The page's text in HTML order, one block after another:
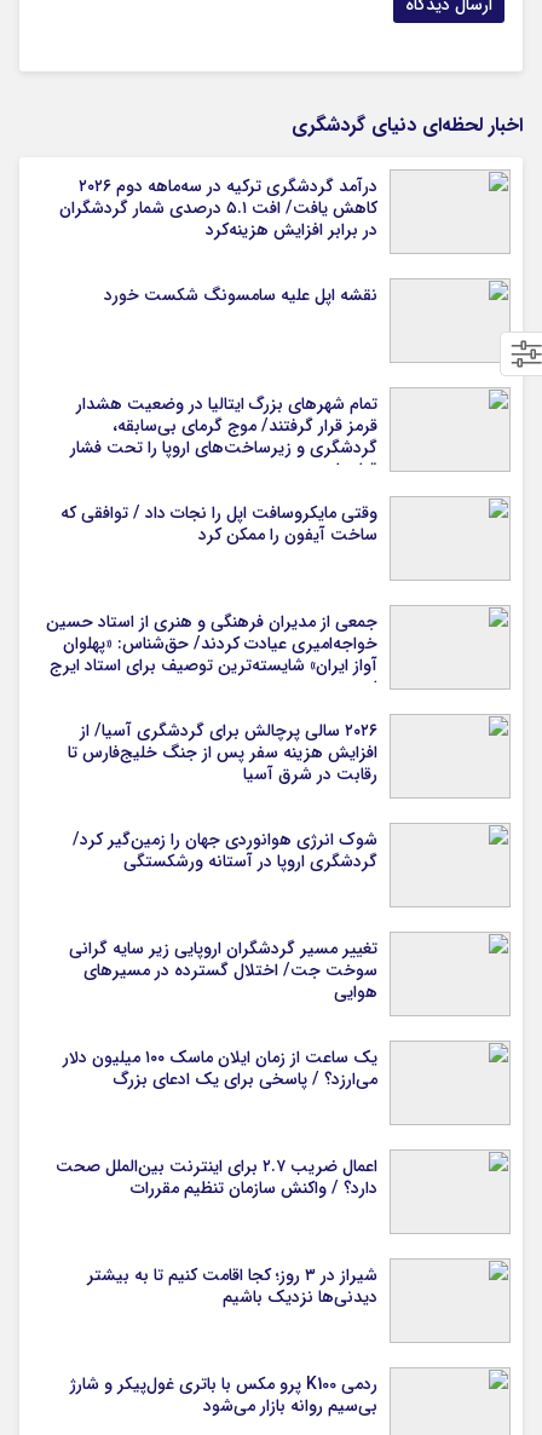
اخبار لحظه‌ای دنیای گردشگری
درآمد گردشگری ترکیه در سه‌ماهه دوم ۲۰۲۶
کاهش یافت/ افت ۵.۱ درصدی شمار گردشگران
در برابر افزایش هزینه‌کرد
نقشه اپل علیه سامسونگ شکست خورد
تمام شهرهای بزرگ ایتالیا در وضعیت هشدار
قرمز قرار گرفتند/ موج گرمای بی‌سابقه،
گردشگری و زیرساخت‌های اروپا را تحت فشار
قرار داد
وقتی مایکروسافت اپل را نجات داد / توافقی که
ساخت آیفون را ممکن کرد
جمعی از مدیران فرهنگی و هنری از استاد حسین
خواجه‌امیری عیادت کردند/ حق‌شناس: «پهلوان
آواز ایران» شایسته‌ترین توصیف برای استاد ایرج
است
۲۰۲۶ سالی پرچالش برای گردشگری آسیا/ از
افزایش هزینه سفر پس از جنگ خلیج‌فارس تا
رقابت در شرق آسیا
شوک انرژی هوانوردی جهان را زمین‌گیر کرد/
گردشگری اروپا در آستانه ورشکستگی
تغییر مسیر گردشگران اروپایی زیر سایه گرانی
سوخت جت/ اختلال گسترده در مسیرهای
هوایی
یک ساعت از زمان ایلان ماسک ۱۰۰ میلیون دلار
می‌ارزد؟ / پاسخی برای یک ادعای بزرگ
اعمال ضریب ۲.۷ برای اینترنت بین‌الملل صحت
دارد؟ / واکنش سازمان تنظیم مقررات
شیراز در ۳ روز؛ کجا اقامت کنیم تا به بیشتر
دیدنی‌ها نزدیک باشیم
ردمی K100 پرو مکس با باتری غول‌پیکر و شارژ
بی‌سیم روانه بازار می‌شود